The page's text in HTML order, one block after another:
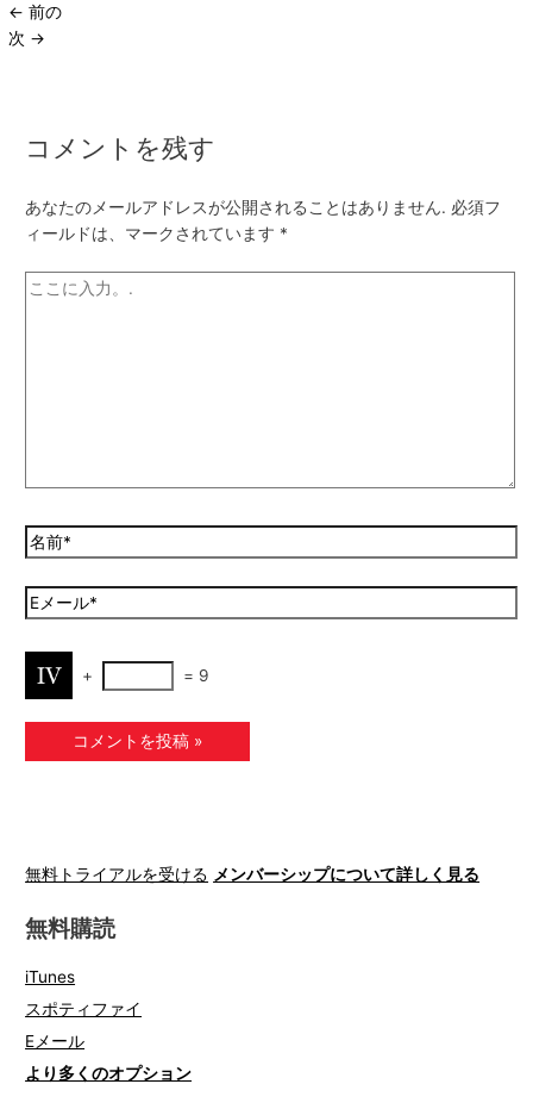
← 前の
次 →
コメントを残す
あなたのメールアドレスが公開されることはありません. 必須フ
ィールドは、マークされています *
+ = 9
無料トライアルを受ける メンバーシップについて詳しく見る
無料購読
iTunes
スポティファイ
Eメール
より多くのオプション